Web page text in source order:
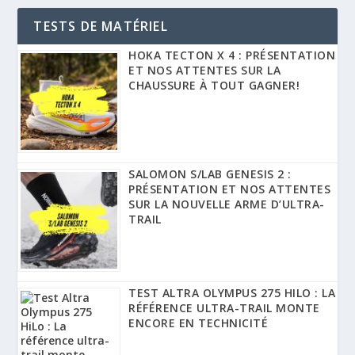
TESTS DE MATÉRIEL
HOKA TECTON X 4 : PRÉSENTATION
ET NOS ATTENTES SUR LA
CHAUSSURE À TOUT GAGNER!
SALOMON S/LAB GENESIS 2 :
PRÉSENTATION ET NOS ATTENTES
SUR LA NOUVELLE ARME D’ULTRA-
TRAIL
TEST ALTRA OLYMPUS 275 HILO : LA
RÉFÉRENCE ULTRA-TRAIL MONTE
ENCORE EN TECHNICITÉ